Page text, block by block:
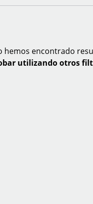
hemos encontrado
utilizando otros